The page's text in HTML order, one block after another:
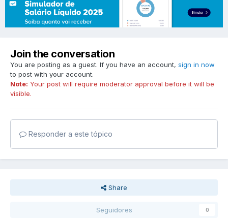
Join the conversation
You are posting as a guest. If you have an account, sign in now
to post with your account.
Note: Your post will require moderator approval before it will be
visible.
Responder a este tópico
Share
Seguidores 0